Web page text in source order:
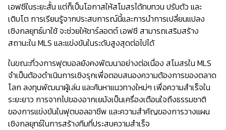
เอฟซีในระยะสั้น แต่ก็เป็นโอกาสให้สโมสรได้ทบทวน ปรับตัว และ
เติบโต การเรียนรู้จากประสบการณ์นี้และการนำการเปลี่ยนแปลง
เชิงกลยุทธ์มาใช้ จะช่วยให้ชาร์ลอตต์ เอฟซี สามารถเสริมสร้าง
สถานะใน MLS และแข่งขันในระดับสูงสุดต่อไปได้
ในขณะที่วงการฟุตบอลยังคงพัฒนาอย่างต่อเนื่อง สโมสรใน MLS
จำเป็นต้องดำเนินการเชิงรุกเพื่อตอบสนองความต้องการของตลาด
โลก ลงทุนพัฒนาผู้เล่น และค้นหาแนวทางใหม่ๆ เพื่อความสำเร็จใน
ระยะยาว การจากไปของอากเยมังเป็นเครื่องเตือนใจถึงธรรมชาติ
ของการแข่งขันในฟุตบอลอาชีพ และความสำคัญของการวางแผน
เชิงกลยุทธ์ในการสร้างทีมที่ประสบความสำเร็จ